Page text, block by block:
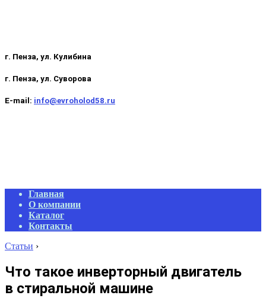
г. Пенза, ул. Кулибина
г. Пенза, ул. Суворова
E-mail: info@evroholod58.ru
Primary
Navigation
Menu
Главная
О компании
Каталог
Контакты
Статьи ›
Что такое инверторный двигатель
в стиральной машине